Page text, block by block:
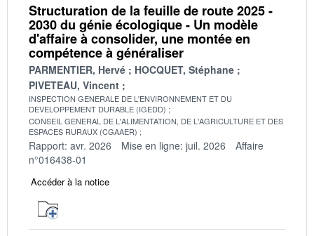
Structuration de la feuille de route 2025 -
2030 du génie écologique - Un modèle
d'affaire à consolider, une montée en
compétence à généraliser
PARMENTIER, Hervé
HOCQUET, Stéphane
PIVETEAU, Vincent
INSPECTION GENERALE DE L'ENVIRONNEMENT ET DU
DEVELOPPEMENT DURABLE (IGEDD)
CONSEIL GENERAL DE L'ALIMENTATION, DE L'AGRICULTURE ET DES
ESPACES RURAUX (CGAAER)
Rapport: avr. 2026 Mise en ligne: juil. 2026
Affaire
n°016438-01
Accéder à la notice